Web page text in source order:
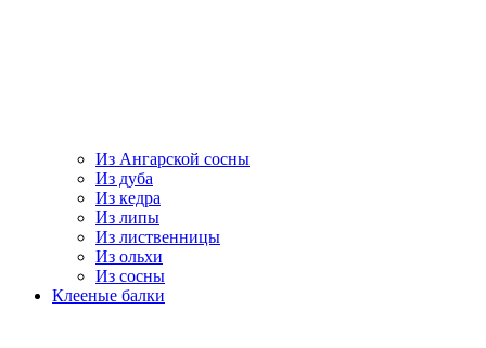
Из Ангарской сосны
Из дуба
Из кедра
Из липы
Из лиственницы
Из ольхи
Из сосны
Клееные балки